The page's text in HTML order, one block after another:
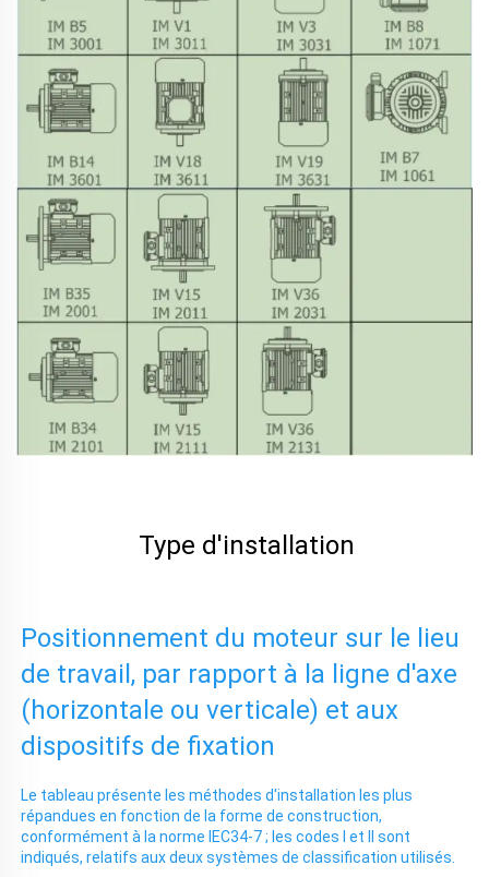
Type d'installation
Positionnement du moteur sur le lieu
de travail, par rapport à la ligne d'axe
(horizontale ou verticale) et aux
dispositifs de fixation
Le tableau présente les méthodes d'installation les plus
répandues en fonction de la forme de construction,
conformément à la norme IEC34-7 ; les codes I et II sont
indiqués, relatifs aux deux systèmes de classification utilisés.